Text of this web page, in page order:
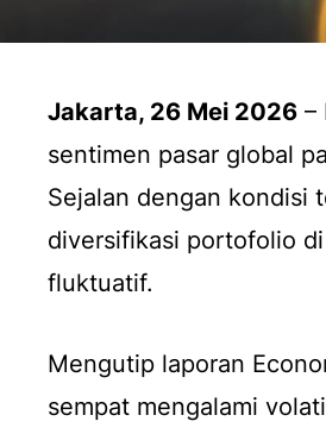
Jakarta, 26 Mei 2026 –
sentimen pasar global
Sejalan dengan kondisi
diversifikasi portofolio
fluktuatif.
Mengutip laporan
sempat mengalami